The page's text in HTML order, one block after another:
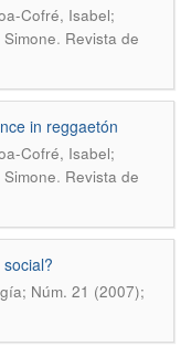
Cofré, Isabel;
. Revista de
in reggaetón
Cofré, Isabel;
. Revista de
Núm. 21 (2007);